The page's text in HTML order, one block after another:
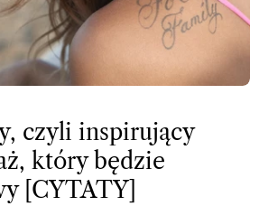
czyli inspirujący
który będzie
[CYTATY]